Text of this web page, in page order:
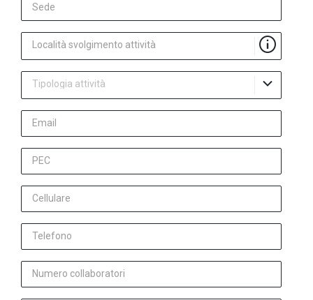
Sede
Località svolgimento attività
Tipologia attività
Email
PEC
Cellulare
Telefono
Numero collaboratori